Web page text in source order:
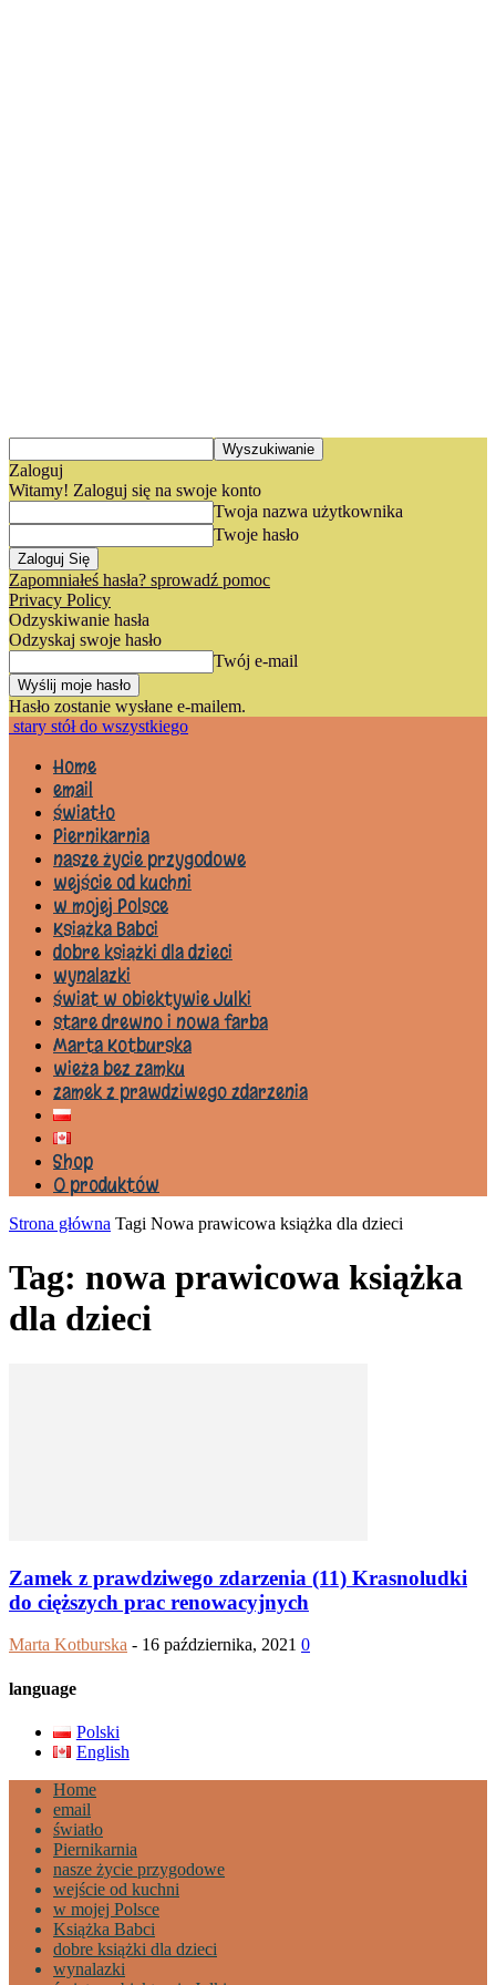
Zaloguj
Witamy! Zaloguj się na swoje konto
Twoja nazwa użytkownika
Twoje hasło
Zapomniałeś hasła? sprowadź pomoc
Privacy Policy
Odzyskiwanie hasła
Odzyskaj swoje hasło
Twój e-mail
Hasło zostanie wysłane e-mailem.
stary stół do wszystkiego
Home
email
światło
Piernikarnia
nasze życie przygodowe
wejście od kuchni
w mojej Polsce
Książka Babci
dobre książki dla dzieci
wynalazki
świat w obiektywie Julki
stare drewno i nowa farba
Marta Kotburska
wieża bez zamku
zamek z prawdziwego zdarzenia
Shop
0 produktów
Strona główna Tagi Nowa prawicowa książka dla dzieci
Tag: nowa prawicowa książka
dla dzieci
Zamek z prawdziwego zdarzenia (11) Krasnoludki
do cięższych prac renowacyjnych
Marta Kotburska - 16 października, 2021 0
language
Polski
English
Home
email
światło
Piernikarnia
nasze życie przygodowe
wejście od kuchni
w mojej Polsce
Książka Babci
dobre książki dla dzieci
wynalazki